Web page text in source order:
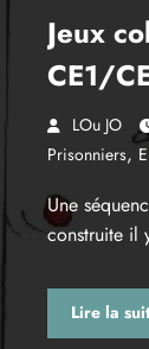
Jeux
CE1/
LOu JO
Prisonniers,
Une
construite il
Lire la